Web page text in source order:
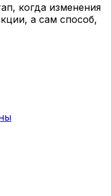
когда изменения
а сам способ,